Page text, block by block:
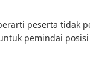
peserta tidak
pemindai